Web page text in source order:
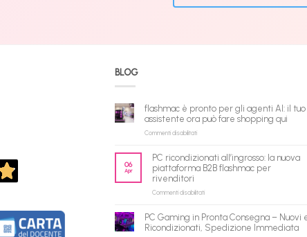
BLOG
flashmac è pronto per gli agenti AI: il tuo
assistente ora può fare shopping qui
Commenti disabilitatisu
pronto
per
agenti
tuo
assistente
06
Apr
PC ricondizionati all’ingrosso: la nuova
piattaforma B2B flashmac per
rivenditori
Commenti disabilitatisu
all’ingrosso:
la
PC Gaming in Pronta Consegna – Nuovi
Ricondizionati, Spedizione Immediata